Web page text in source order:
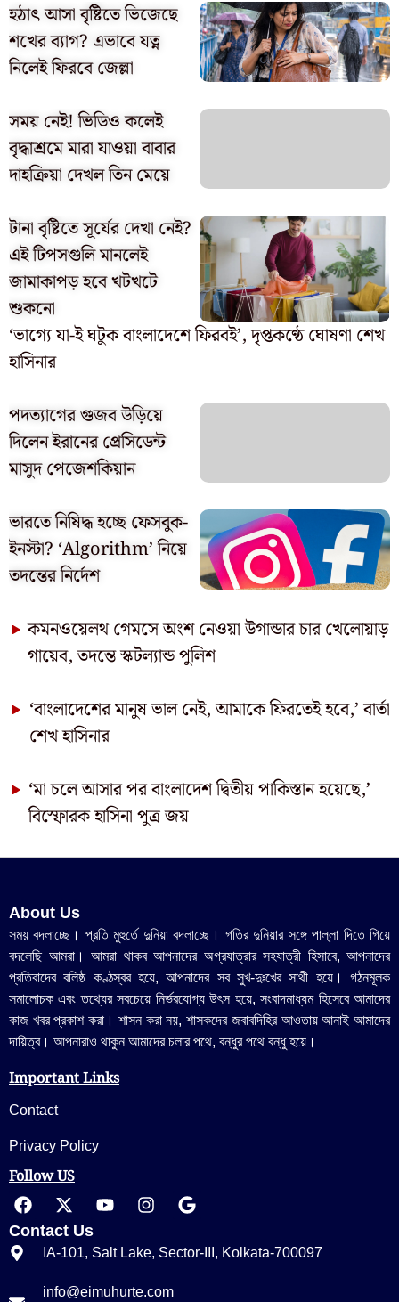
হঠাৎ আসা বৃষ্টিতে ভিজেছে
শখের ব্যাগ? এভাবে যত্ন
নিলেই ফিরবে জেল্লা
সময় নেই! ভিডিও কলেই
বৃদ্ধাশ্রমে মারা যাওয়া বাবার
দাহক্রিয়া দেখল তিন মেয়ে
টানা বৃষ্টিতে সূর্যের দেখা নেই?
এই টিপসগুলি মানলেই
জামাকাপড় হবে খটখটে
শুকনো
‘ভাগ্যে যা-ই ঘটুক বাংলাদেশে ফিরবই’, দৃপ্তকণ্ঠে ঘোষণা শেখ
হাসিনার
পদত্যাগের গুজব উড়িয়ে
দিলেন ইরানের প্রেসিডেন্ট
মাসুদ পেজেশকিয়ান
ভারতে নিষিদ্ধ হচ্ছে ফেসবুক-
ইনস্টা? ‘Algorithm’ নিয়ে
তদন্তের নির্দেশ
কমনওয়েলথ গেমসে অংশ নেওয়া উগান্ডার চার খেলোয়াড়
গায়েব, তদন্তে স্কটল্যান্ড পুলিশ
‘বাংলাদেশের মানুষ ভাল নেই, আমাকে ফিরতেই হবে,’ বার্তা
শেখ হাসিনার
‘মা চলে আসার পর বাংলাদেশ দ্বিতীয় পাকিস্তান হয়েছে,’
বিস্ফোরক হাসিনা পুত্র জয়
About Us
সময় বদলাচ্ছে। প্রতি মুহুর্তে দুনিয়া বদলাচ্ছে। গতির দুনিয়ার সঙ্গে পাল্লা দিতে গিয়ে
বদলেছি আমরা। আমরা থাকব আপনাদের অগ্রযাত্রার সহযাত্রী হিসাবে, আপনাদের
প্রতিবাদের বলিষ্ঠ কণ্ঠস্বর হয়ে, আপনাদের সব সুখ-দুঃখের সাথী হয়ে। গঠনমূলক
সমালোচক এবং তথ্যের সবচেয়ে নির্ভরযোগ্য উ‍ৎস হয়ে, সংবাদমাধ্যম হিসেবে আমাদের
কাজ খবর প্রকাশ করা। শাসন করা নয়, শাসকদের জবাবদিহির আওতায় আনাই আমাদের
দায়িত্ব। আপনারাও থাকুন আমাদের চলার পথে, বন্ধুর পথে বন্ধু হয়ে।
Important Links
Contact
Privacy Policy
Follow US
Contact Us
IA-101, Salt Lake, Sector-III, Kolkata-700097
info@eimuhurte.com